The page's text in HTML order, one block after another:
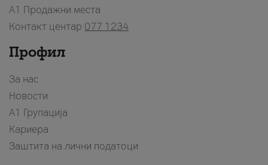
A1 Продажни места
Контакт центар 077 1234
Профил
За нас
Новости
А1 Групација
Кариера
Заштита на лични податоци